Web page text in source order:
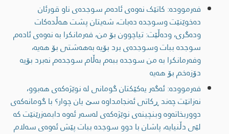
فەرموودە: کاتێک نەوەى ئادەم سوجدەی ناو قورئان
دەخوێنێت وسوجدە دەبات، شەیتان پشت ھەڵدەکات
ودەگری، ودەڵێت: تیاچوون بۆ من، فەرمانکرا بە نەوەى ئادەم
سوجدە ببات وسوجدەی برد بۆیە بەھەشتی بۆ ھەیە،
وفەرمانکرا بە من سوجدە ببەم بەڵام سوجدەم نەبرد بۆیە
دۆزەخم بۆ هەیە
فەرموودە: ئەگەر یەکێکتان گومانى لە نوێژەکەى هەبوو،
نەزانێت چەند ڕکاتی ئەنجامداوە سێ یان چوار؟ با گومانەکەى
دووربخاتەوە وبنچینەى نوێژەکەى لەسەر ئەوە دابمەزرێنێت کە
لێی دڵنیایە، پاشان با دوو سوجدە ببات پێش ئەوەى سەلام